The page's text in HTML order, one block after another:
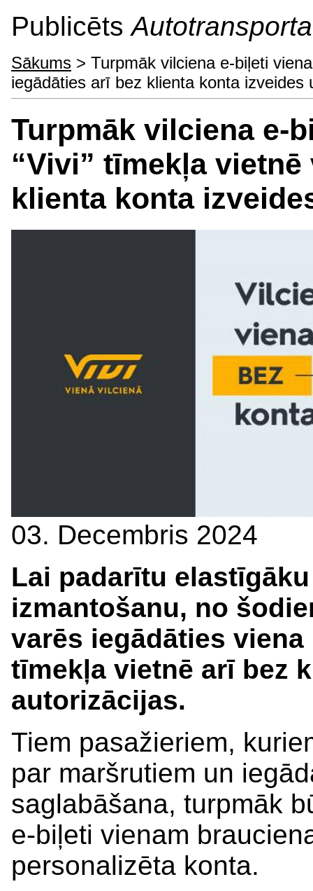
Publicēts
Sākums > Turpmāk vilciena e-biļeti
iegādāties arī bez klienta konta izveides
Turpmāk vilciena e-
“Vivi” tīmekļa
klienta konta
03. Decembris 2024
Lai padarītu
izmantošanu, no
varēs iegādāties viena
tīmekļa vietnē arī bez
autorizācijas.
Tiem pasažieriem,
par maršrutiem un
saglabāšana, turpmāk
e-biļeti vienam
personalizēta konta.